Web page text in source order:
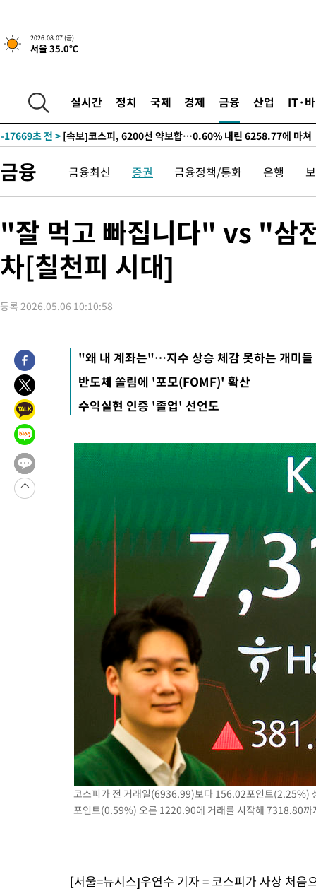
2026.08.07 (금)
서울 35.0℃
실시간 정치 국제 경제 금융 산업 IT·
-21873초 전 >SK하이닉스, 용인·청주 팹에 54조 투자…"AI 메모리 수요 선
응"
-18729초 전 >여자배구 이재영·이다영 자매, 아제르바이잔 투란VC 입단
-17716초 전 >
[속보]코스닥, 2.86포인트(0.36%) 내린 798.81마감
-17669초 전 >
-17649초 전 > [속보]원·달러 환율, 7.7원 내린 1416.1원 마감
-14628초 전 >
[속보]종합특검, '계엄 수용공간 확보' 신용해 前교정본부장
-13501초 전 >외신들도 주목한 韓축구 파문…"국민적 공분에 수사 재개"
-12494초 전 >[속보]규제합리화위원회 부위원장에 김태유 서울대 공대 교
병태 후임
-8852초 전 >[속보]국힘 윤리위, '돌려차기 발언' 진종오·서범수 징계 절차
-4177초 전 >[속보] 7월 중국 수출 23.9%↑ 수입 27.5%↑…무역총액
-1203초 전 >[속보]종합특검, '관저이전 봐주기 감사' 유병호 구속기소
36분 전 >민주 콩고 에볼라환자 4천명 돌파, 4053명 발생 1850명 사망
-25689초 전 >
"낮 기온 소폭 하락"…수도권 폭염중대경보, 폭염경보로 하향
-25653초 전 >
[속보]이 대통령, '호우피해' 안동·의성 관할 4개 면 특별재난
선포
-25616초 전 >
[단독]중수청 지원 검사들, 정원 초과 시 낮은 계급 임용…희망
갈 수도
-23587초 전 >
낮 최고 37도 찜통더위…곳곳 소나기·강원 많은 비[내일날씨]
-21893초 전 >
-18749초 전 >
여자배구 이재영·이다영 자매, 아제르바이잔 투란VC 입단
-18002초 전 >
외국인 심판 성 접대 7경기 들여다보니…한국 축구 '5승 2무'
-17736초 전 >
[속보]코스피, 6200선 약보합…0.60% 내린 6258.77에 마쳐
[속보]원·달러 환율, 7.7원 내린 1416.1원 마감
[속보] 노원서 40.1도 관측…서울, 2018년 이후 첫 40도
[속보]종합특검, '계엄 수용공간 확보' 신용해 前교정본부장
외신들도 주목한 韓축구 파문…"국민적 공분에 수사 재개"
11시간 압수수색에 성접대 파문까지…'쑥대밭' 된 축구협회
[속보]규제합리화위원회 부위원장에 김태유 서울대 공대 교
[속보]국힘 윤리위, '돌려차기 발언' 진종오·서범수 징계 절차
[속보] 7월 중국 수출 23.9%↑ 수입 27.5%↑…무역총액
[속보]'채상병 순직 책임' 임성근, 항소심도 징역 3년
[속보]종합특검, '관저이전 봐주기 감사' 유병호 구속기소
민주 콩고 에볼라환자 4천명 돌파, 4053명 발생 1850명 사망
금융 금융최신 증권 금융정책/통화 은행
"잘 먹고 빠집니다" vs "삼
차[칠천피 시대]
등록 2026.05.06 10:10:58
"왜 내 계좌는"…지수 상승 체감 못하는 개미들
반도체 쏠림에 '포모(FOMF)' 확산
수익실현 인증 '졸업' 선언도
코스피가 전 거래일(6936.99)보다 156.02포인트(2.25%)
포인트(0.59%) 오른 1220.90에 거래를 시작해 7318.80
[서울=뉴시스]우연수 기자 = 코스피가 사상 처